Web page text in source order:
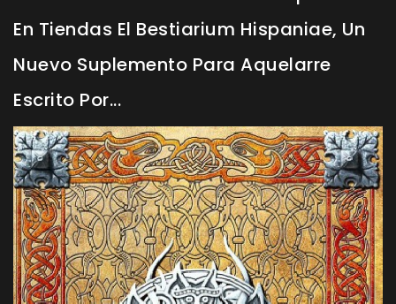
En Tiendas El Bestiarium Hispaniae, Un
Nuevo Suplemento Para Aquelarre
Escrito Por...